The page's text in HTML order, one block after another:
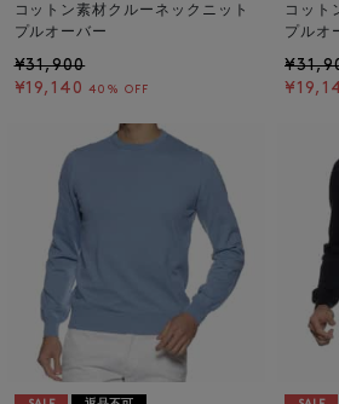
コットン素材クルーネックニット
プルオーバー
¥31,900
¥19,140 40% OFF
コット
プルオ